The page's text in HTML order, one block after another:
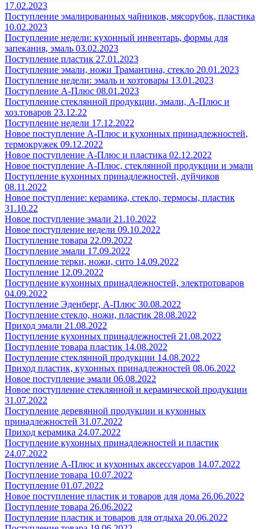
17.02.2023
Поступление эмалированных чайников, мясорубок, пластика
10.02.2023
Поступление недели: кухонный инвентарь, формы для
запекания, эмаль 03.02.2023
Поступление пластик 27.01.2023
Поступление эмали, ножи Трамантина, стекло 20.01.2023
Поступление недели: эмаль и хозтовары 13.01.2023
Поступление А-Плюс 08.01.2023
Поступление стеклянной продукции, эмали, А-Плюс и
хоз.товаров 23.12.22
Поступление недели 17.12.2022
Новое поступление А-Плюс и кухонных принадлежностей,
термокружек 09.12.2022
Новое поступление А-Плюс и пластика 02.12.2022
Новое поступление А-Плюс, стеклянной продукции и эмали
Поступление кухонных принадлежностей, дуйчиков
08.11.2022
Новое поступление: керамика, стекло, термосы, пластик
31.10.22
Новое поступление эмали 21.10.2022
Новое поступление недели 09.10.2022
Поступление товара 22.09.2022
Поступление эмали 17.09.2022
Поступление терки, ножи, сито 14.09.2022
Поступление 12.09.2022
Поступление кухонных принадлежностей, электротоваров
04.09.2022
Поступление Эденберг, А-Плюс 30.08.2022
Поступление стекло, ножи, пластик 28.08.2022
Приход эмали 21.08.2022
Поступление кухонных принадлежностей 21.08.2022
Поступление товара пластик 14.08.2022
Поступление стеклянной продукции 14.08.2022
Приход пластик, кухонных принадлежностей 08.06.2022
Новое поступление эмали 06.08.2022
Новое поступление стеклянной и керамической продукции
31.07.2022
Поступление деревянной продукции и кухонных
принадлежностей 31.07.2022
Приход керамика 24.07.2022
Поступление кухонных принадлежностей и пластик
24.07.2022
Поступление А-Плюс и кухонных аксессуаров 14.07.2022
Поступление товара 10.07.2022
Поступление 01.07.2022
Новое поступление пластик и товаров для дома 26.06.2022
Поступление товара 26.06.2022
Поступление пластик и товаров для отдыха 20.06.2022